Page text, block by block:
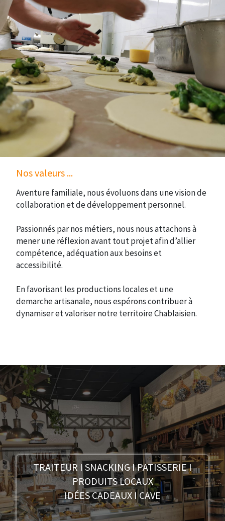
Nos valeurs ...
Aventure familiale, nous évoluons dans une vision de
collaboration et de développement personnel.
Passionnés par nos métiers, nous nous attachons à
mener une réflexion avant tout projet afin d’allier
compétence, adéquation aux besoins et
accessibilité.
En favorisant les productions locales et une
demarche artisanale, nous espérons contribuer à
dynamiser et valoriser notre territoire Chablaisien.
TRAITEUR I SNACKING I PATISSERIE I
PRODUITS LOCAUX
IDÉES CADEAUX I CAVE